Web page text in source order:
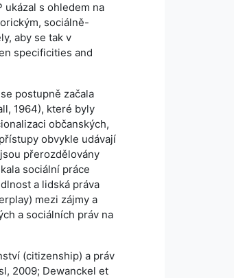
s ohledem na
sociálně-
aby se tak v
specificities and
postupně začala
1964), které byly
občanských,
obvykle udávají
přerozdělovány
sociální práce
a lidská práva
mezi zájmy a
a sociálních práv na
(citizenship) a práv
2009; Dewanckel et